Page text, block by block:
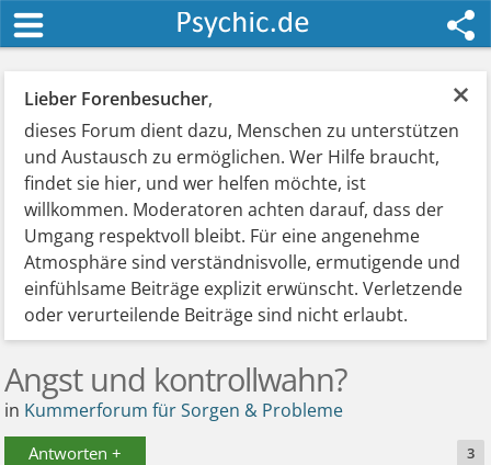
×
Lieber Forenbesucher,
dieses Forum dient dazu, Menschen zu unterstützen
und Austausch zu ermöglichen. Wer Hilfe braucht,
findet sie hier, und wer helfen möchte, ist
willkommen. Moderatoren achten darauf, dass der
Umgang respektvoll bleibt. Für eine angenehme
Atmosphäre sind verständnisvolle, ermutigende und
einfühlsame Beiträge explizit erwünscht. Verletzende
oder verurteilende Beiträge sind nicht erlaubt.
Angst und kontrollwahn?
in Kummerforum für Sorgen & Probleme
Antworten + 3